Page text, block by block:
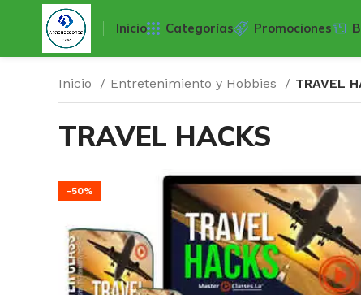
Inicio Categorías Promociones
Inicio Entretenimiento y Hobbies TRAVEL
TRAVEL HACKS
-50%